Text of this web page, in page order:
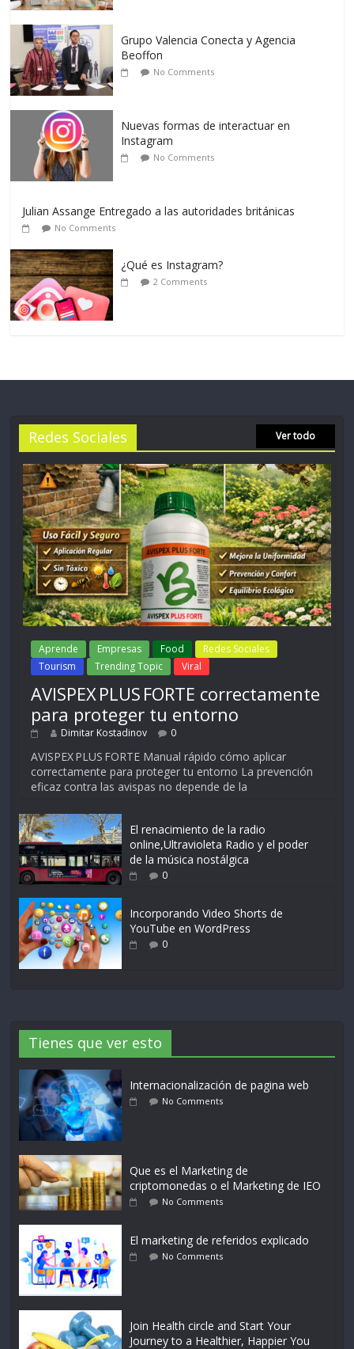
Grupo Valencia Conecta y Agencia
Beoffon
No Comments
Nuevas formas de interactuar en
Instagram
No Comments
Julian Assange Entregado a las autoridades británicas
No Comments
¿Qué es Instagram?
2 Comments
Redes Sociales Ver todo
Aprende Empresas Food
Redes Sociales
Tourism
Trending Topic Viral
AVISPEX PLUS FORTE correctamente
para proteger tu entorno
Dimitar Kostadinov 0
AVISPEX PLUS FORTE Manual rápido cómo aplicar
correctamente para proteger tu entorno La prevención
eficaz contra las avispas no depende de la
El renacimiento de la radio
online,Ultravioleta Radio y el poder
de la música nostálgica
0
Incorporando Video Shorts de
YouTube en WordPress
0
Tienes que ver esto
Internacionalización de pagina web
No Comments
Que es el Marketing de
criptomonedas o el Marketing de IEO
No Comments
El marketing de referidos explicado
No Comments
Join Health circle and Start Your
Journey to a Healthier, Happier You